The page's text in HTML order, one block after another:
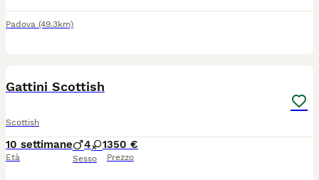
Padova (49.3km)
Gattini Scottish
Scottish
10 settimane
Età
4 1
Sesso
350 €
Prezzo